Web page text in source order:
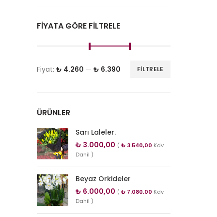
FIYATA GÖRE FILTRELE
FILTRELE
Fiyat: ₺ 4.260 — ₺ 6.390
ÜRÜNLER
Sarı Laleler.
₺ 3.000,00 ( ₺ 3.540,00 Kdv
Dahil )
Beyaz Orkideler
₺ 6.000,00 ( ₺ 7.080,00 Kdv
Dahil )